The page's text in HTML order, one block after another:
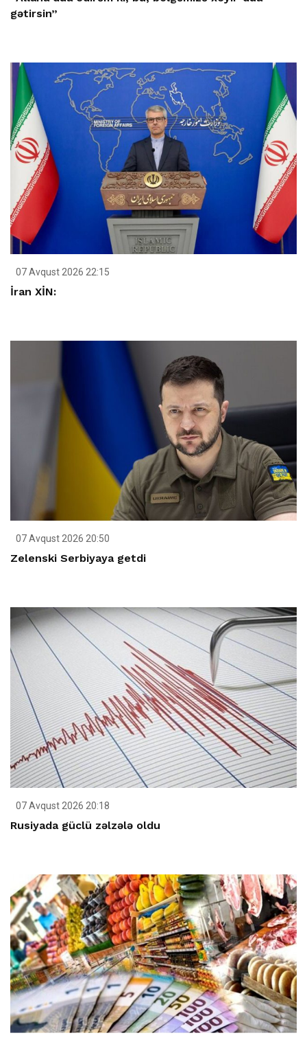
gətirsin”
07 Avqust 2026 22:15
İran XİN:
07 Avqust 2026 20:50
Zelenski Serbiyaya getdi
07 Avqust 2026 20:18
Rusiyada güclü zəlzələ oldu